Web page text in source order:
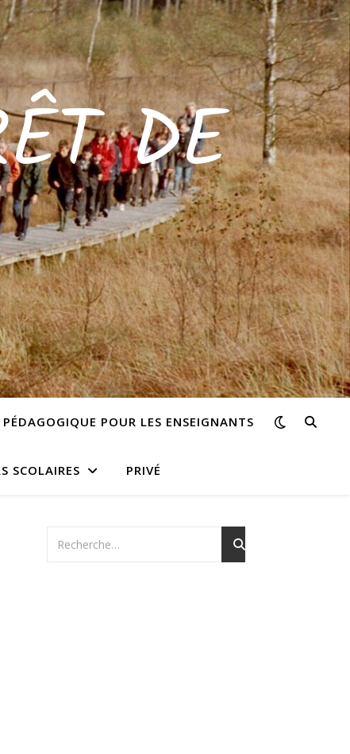
DE
POUR LES ENSEIGNANTS
SCOLAIRES PRIVÉ